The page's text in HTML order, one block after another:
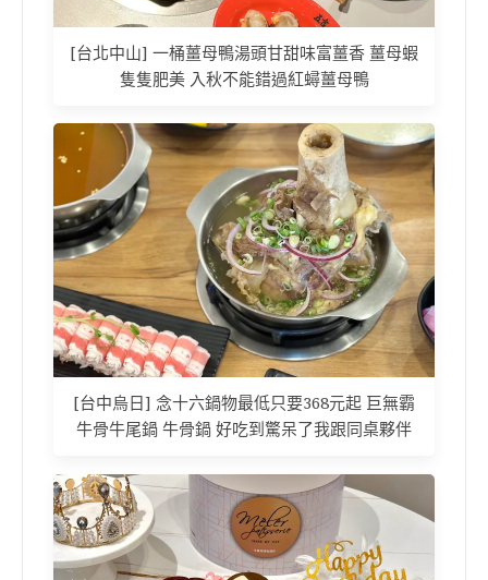
[台北中山] 一桶薑母鴨湯頭甘甜味富薑香 薑母蝦
隻隻肥美 入秋不能錯過紅蟳薑母鴨
[台中烏日] 念十六鍋物最低只要368元起 巨無霸
牛骨牛尾鍋 牛骨鍋 好吃到驚呆了我跟同桌夥伴